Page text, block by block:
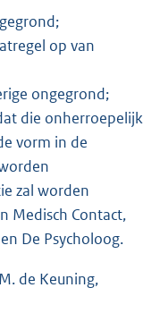
op van
ongegrond;
die onherroepelijk
vorm in de
zal worden
Medisch Contact,
De Psycholoog.
de Keuning,